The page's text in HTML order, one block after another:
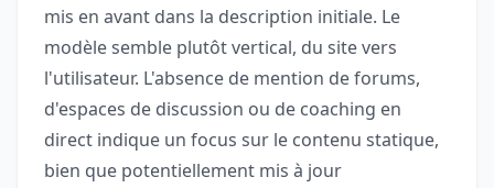
mis en avant dans la description initiale. Le
modèle semble plutôt vertical, du site vers
l'utilisateur. L'absence de mention de forums,
d'espaces de discussion ou de coaching en
direct indique un focus sur le contenu statique,
bien que potentiellement mis à jour